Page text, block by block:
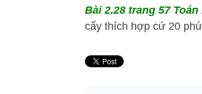
Bài 2.28 trang 57
cấy thích hợp cứ 20